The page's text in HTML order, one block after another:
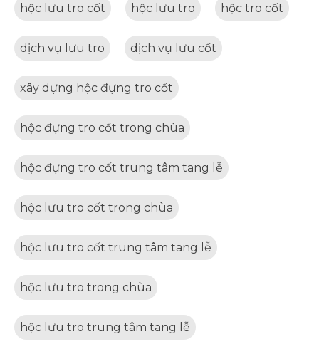
hộc lưu tro cốt hộc lưu tro hộc tro cốt
dịch vụ lưu tro dịch vụ lưu cốt
xây dựng hộc đựng tro cốt
hộc đựng tro cốt trong chùa
hộc đựng tro cốt trung tâm tang lễ
hộc lưu tro cốt trong chùa
hộc lưu tro cốt trung tâm tang lễ
hộc lưu tro trong chùa
hộc lưu tro trung tâm tang lễ